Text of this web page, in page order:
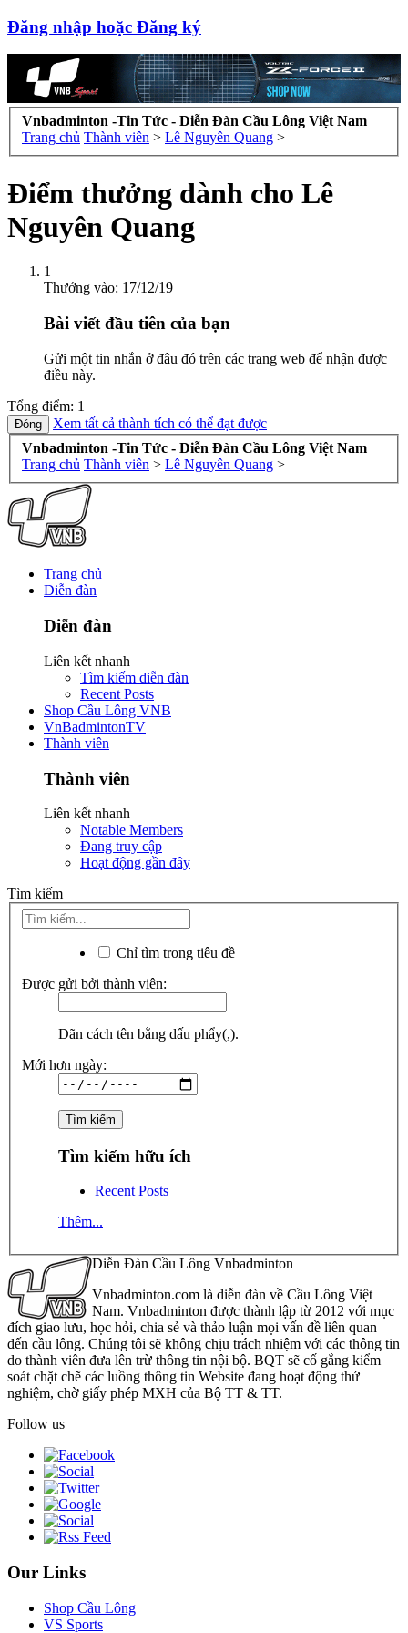
Đăng nhập hoặc Đăng ký
Vnbadminton -Tin Tức - Diễn Đàn Cầu Lông Việt Nam
Trang chủ Thành viên > Lê Nguyên Quang >
Điểm thưởng dành cho Lê
Nguyên Quang
1
Thưởng vào: 17/12/19
Bài viết đầu tiên của bạn
Gửi một tin nhắn ở đâu đó trên các trang web để nhận được
điều này.
Tổng điểm: 1
Xem tất cả thành tích có thể đạt được
Vnbadminton -Tin Tức - Diễn Đàn Cầu Lông Việt Nam
Trang chủ Thành viên > Lê Nguyên Quang >
Trang chủ
Diễn đàn
Diễn đàn
Liên kết nhanh
Tìm kiếm diễn đàn
Recent Posts
Shop Cầu Lông VNB
VnBadmintonTV
Thành viên
Thành viên
Liên kết nhanh
Notable Members
Đang truy cập
Hoạt động gần đây
Tìm kiếm
Chỉ tìm trong tiêu đề
Được gửi bởi thành viên:
Dãn cách tên bằng dấu phẩy(,).
Mới hơn ngày:
Tìm kiếm hữu ích
Recent Posts
Thêm...
Diễn Đàn Cầu Lông Vnbadminton
Vnbadminton.com là diễn đàn về Cầu Lông Việt
Nam. Vnbadminton được thành lập từ 2012 với mục
đích giao lưu, học hỏi, chia sẻ và thảo luận mọi vấn đề liên quan
đến cầu lông. Chúng tôi sẽ không chịu trách nhiệm với các thông tin
do thành viên đưa lên trừ thông tin nội bộ. BQT sẽ cố gắng kiểm
soát chặt chẽ các luồng thông tin Website đang hoạt động thử
nghiệm, chờ giấy phép MXH của Bộ TT & TT.
Follow us
Our Links
Shop Cầu Lông
VS Sports